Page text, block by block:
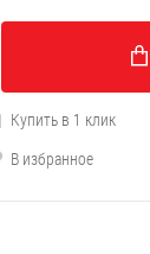
Купить в 1 клик
В избранное